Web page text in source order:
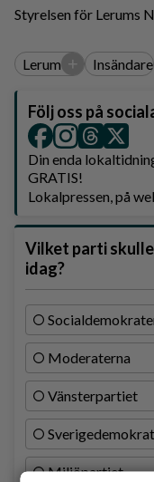
Styrelsen för Lerums
Lerum + Insändare
Följ oss på
Din enda
GRATIS!
Lokalpressen, på
Vilket parti
idag?
Moderaterna
Vänsterpartiet
Miljöpartiet